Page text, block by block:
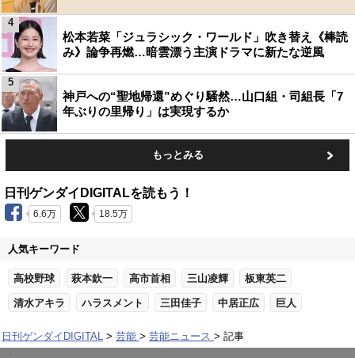
松本若菜「ジュラシック・ワールド」吹き替え《棒読
み》論争再燃…暗雲漂う主演ドラマに新たな逆風
4
神戸への“聖地帰還”めぐり騒然…山口組・司組長「7
年ぶりの里帰り」は実現するか
5
もっとみる
日刊ゲンダイDIGITALを読もう！
6.6万 18.5万
人気キーワード
高校野球 萩本欽一 高市首相 三山凌輝 板東英二
清水アキラ ハラスメント 三田佳子 中居正広 巨人
日刊ゲンダイDIGITAL 芸能 芸能ニュース 記事